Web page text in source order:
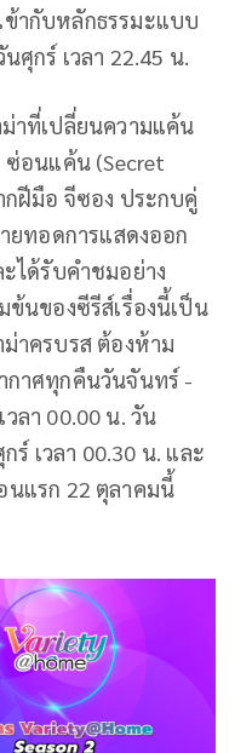
ากับหลักธรรมะแบบ
ศุกร์ เวลา 22.45 น.
าที่เปลี่ยนความแค้น
ซ่อนแค้น (Secret
ฝีมือ จีซอง ประกบคู่
ยทอดการแสดงออก
ได้รับคำชมอย่าง
นของซีรีส์เรื่องนี้เป็น
าครบรส ต้องห้าม
กาศทุกคืนวันจันทร์ -
วลา 00.00 น. วัน
ร์ เวลา 00.30 น. และ
นแรก 22 ตุลาคมนี้